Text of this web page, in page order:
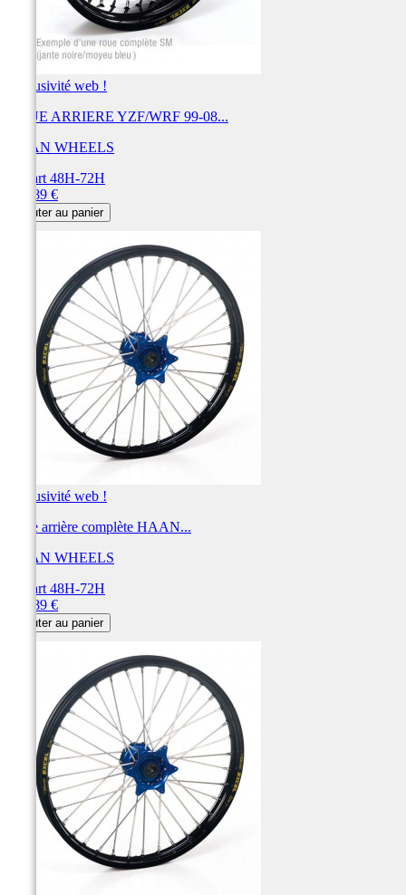
Exclusivité web !
ROUE ARRIERE YZF/WRF 99-08...
HAAN WHEELS
Départ 48H-72H
734,89 €
Ajouter au panier
Exclusivité web !
Roue arrière complète HAAN...
HAAN WHEELS
Départ 48H-72H
734,89 €
Ajouter au panier